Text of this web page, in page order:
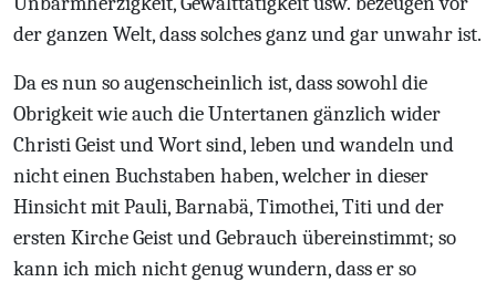
der ganzen Welt, dass solches ganz und gar unwahr ist.
Da es nun so augenscheinlich ist, dass sowohl die
Obrigkeit wie auch die Untertanen gänzlich wider
Christi Geist und Wort sind, leben und wandeln und
nicht einen Buchstaben haben, welcher in dieser
Hinsicht mit Pauli, Barnabä, Timothei, Titi und der
ersten Kirche Geist und Gebrauch übereinstimmt; so
kann ich mich nicht genug wundern, dass er so